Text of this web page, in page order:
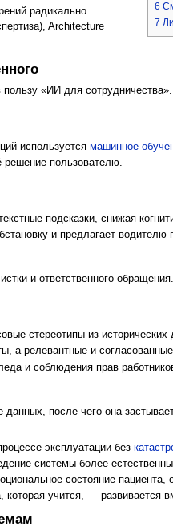
6
7
радикально
Architecture
«ИИ для
используется машинное
решение пользователю.
подсказки, снижая
и предлагает водителю
и ответственного
стереотипы из
а релевантные и
и соблюдения прав
после чего она
эксплуатации без
системы более
состояние
учится, — развивается